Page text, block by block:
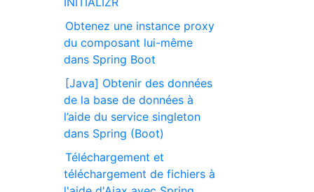
Obtenez une instance proxy
du composant lui-même
dans Spring Boot
[Java] Obtenir des données
de la base de données à
l’aide du service singleton
dans Spring (Boot)
Téléchargement et
téléchargement de fichiers à